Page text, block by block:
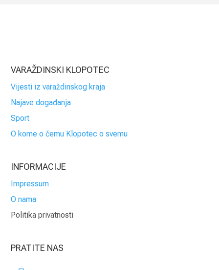
VARAŽDINSKI KLOPOTEC
Vijesti iz varaždinskog kraja
Najave događanja
Sport
O kome o čemu Klopotec o svemu
INFORMACIJE
Impressum
O nama
Politika privatnosti
PRATITE NAS